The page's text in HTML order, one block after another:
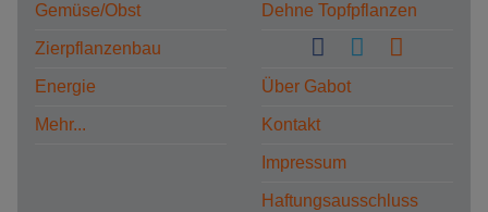
Gemüse/Obst
Zierpflanzenbau
Energie
Mehr...
Dehne Topfpflanzen
Über Gabot
Kontakt
Impressum
Haftungsausschluss